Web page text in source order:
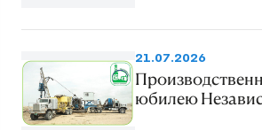
21.07.2026
юбилею